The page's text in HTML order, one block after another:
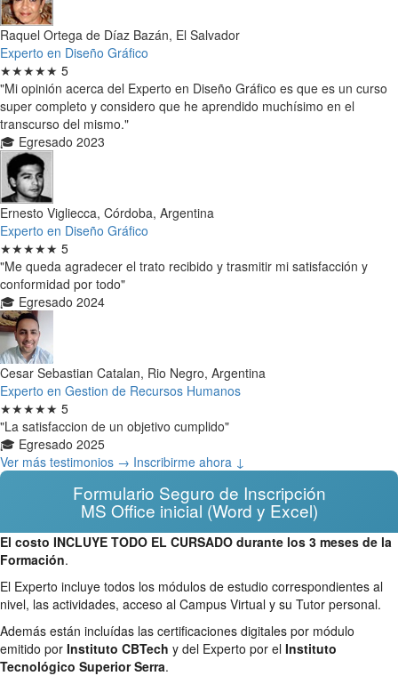
Raquel Ortega de Díaz Bazán, El Salvador
Experto en Diseño Gráfico
★★★★★ 5
"Mi opinión acerca del Experto en Diseño Gráfico es que es un curso
super completo y considero que he aprendido muchísimo en el
transcurso del mismo."
🎓 Egresado 2023
Ernesto Vigliecca, Córdoba, Argentina
Experto en Diseño Gráfico
★★★★★ 5
"Me queda agradecer el trato recibido y trasmitir mi satisfacción y
conformidad por todo"
🎓 Egresado 2024
Cesar Sebastian Catalan, Rio Negro, Argentina
Experto en Gestion de Recursos Humanos
★★★★★ 5
"La satisfaccion de un objetivo cumplido"
🎓 Egresado 2025
Ver más testimonios → Inscribirme ahora ↓
Formulario Seguro de Inscripción
MS Office inicial (Word y Excel)
El costo INCLUYE TODO EL CURSADO durante los 3 meses de la
Formación.
El Experto incluye todos los módulos de estudio correspondientes al
nivel, las actividades, acceso al Campus Virtual y su Tutor personal.
Además están incluídas las certificaciones digitales por módulo
emitido por Instituto CBTech y del Experto por el Instituto
Tecnológico Superior Serra.